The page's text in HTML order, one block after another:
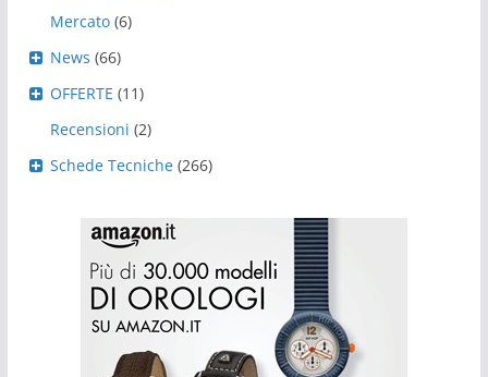
Mercato (6)
News (66)
OFFERTE (11)
Recensioni (2)
Schede Tecniche (266)